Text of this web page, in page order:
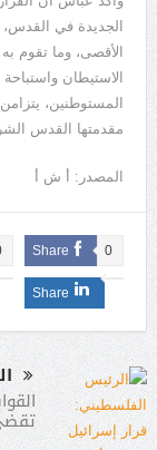
الجديدة في القدس،
الأقصى، وما تقوم
الاستيطان
المستوطنين،
مقدمتها القدس
المصدر: أ ش أ
Share 0
Share
تقضى على 8